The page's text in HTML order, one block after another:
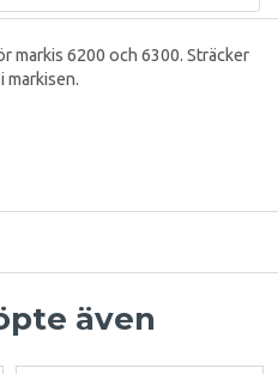
markis 6200 och 6300. Sträcker
markisen.
även